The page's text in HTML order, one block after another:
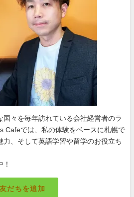
国々を毎年訪れている会社経営者のラ
Cafeでは、私の体験をベースに札幌で
力、そして英語学習や留学のお役立ち
友だちを追加